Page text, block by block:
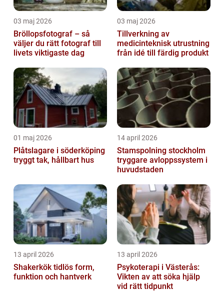
03 maj 2026
Bröllopsfotograf – så
väljer du rätt fotograf till
livets viktigaste dag
03 maj 2026
Tillverkning av
medicinteknisk utrustning
från idé till färdig produkt
01 maj 2026
Plåtslagare i söderköping
tryggt tak, hållbart hus
14 april 2026
Stamspolning stockholm
tryggare avloppssystem i
huvudstaden
13 april 2026
Shakerkök tidlös form,
funktion och hantverk
13 april 2026
Psykoterapi i Västerås:
Vikten av att söka hjälp
vid rätt tidpunkt